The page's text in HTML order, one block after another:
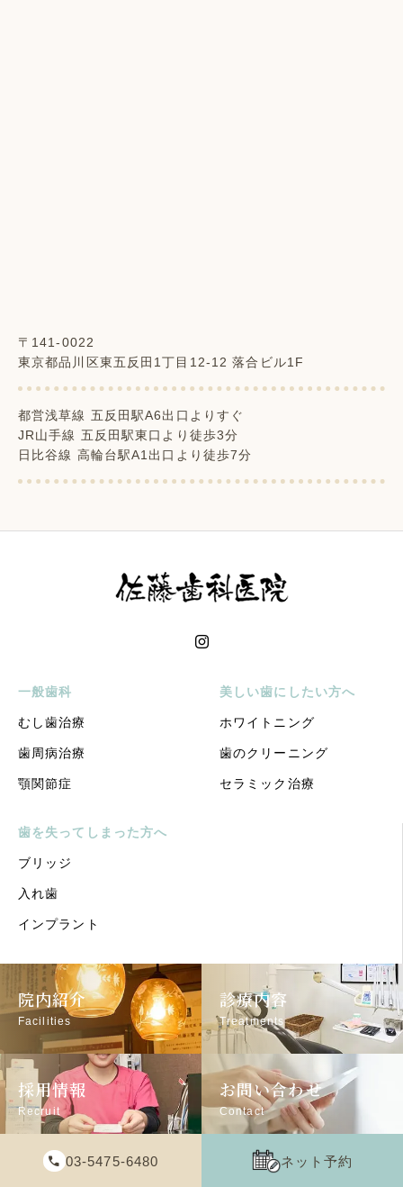
03-5475-6480 ネット予約
〒141-0022
東京都品川区東五反田1丁目12-12 落合ビル1F
都営浅草線 五反田駅A6出口よりすぐ
JR山手線 五反田駅東口より徒歩3分
日比谷線 高輪台駅A1出口より徒歩7分
一般歯科
むし歯治療
歯周病治療
顎関節症
美しい歯にしたい方へ
ホワイトニング
歯のクリーニング
セラミック治療
歯を失ってしまった方へ
ブリッジ
入れ歯
インプラント
院内紹介
Facilities
診療内容
Treatments
採用情報
Recruit
お問い合わせ
Contact
© 2025 佐藤歯科医院